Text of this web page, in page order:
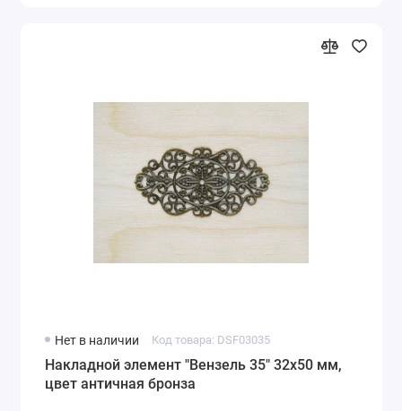
Нет в наличии Код товара: DSF03035
Накладной элемент "Вензель 35" 32х50 мм,
цвет античная бронза